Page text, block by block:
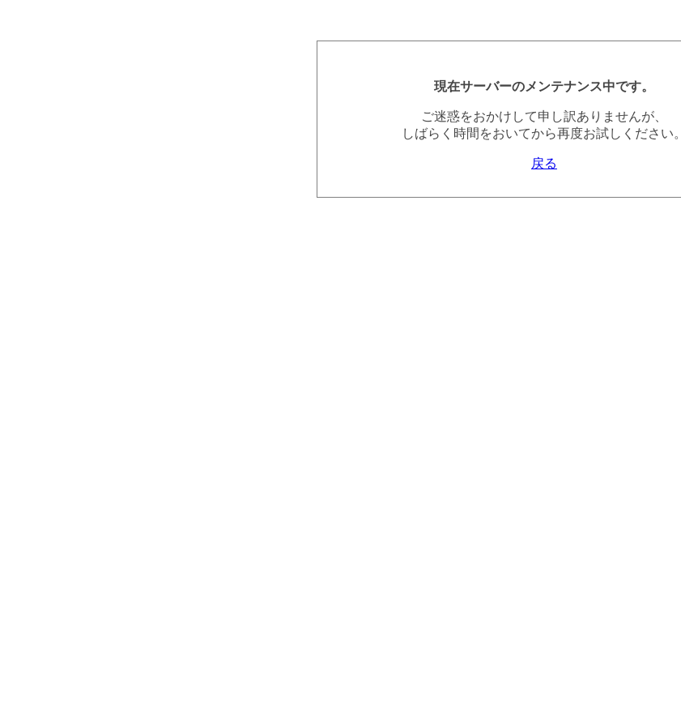
現在サーバーのメンテナンス中です。
ご迷惑をおかけして申し訳ありませんが、
しばらく時間をおいてから再度お試しください。
戻る